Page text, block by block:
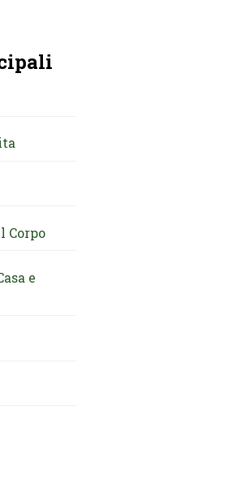
Corpo
e